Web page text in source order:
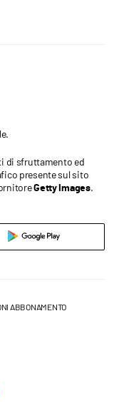
di sfruttamento ed
presente sul sito
Getty Images.
ABBONAMENTO